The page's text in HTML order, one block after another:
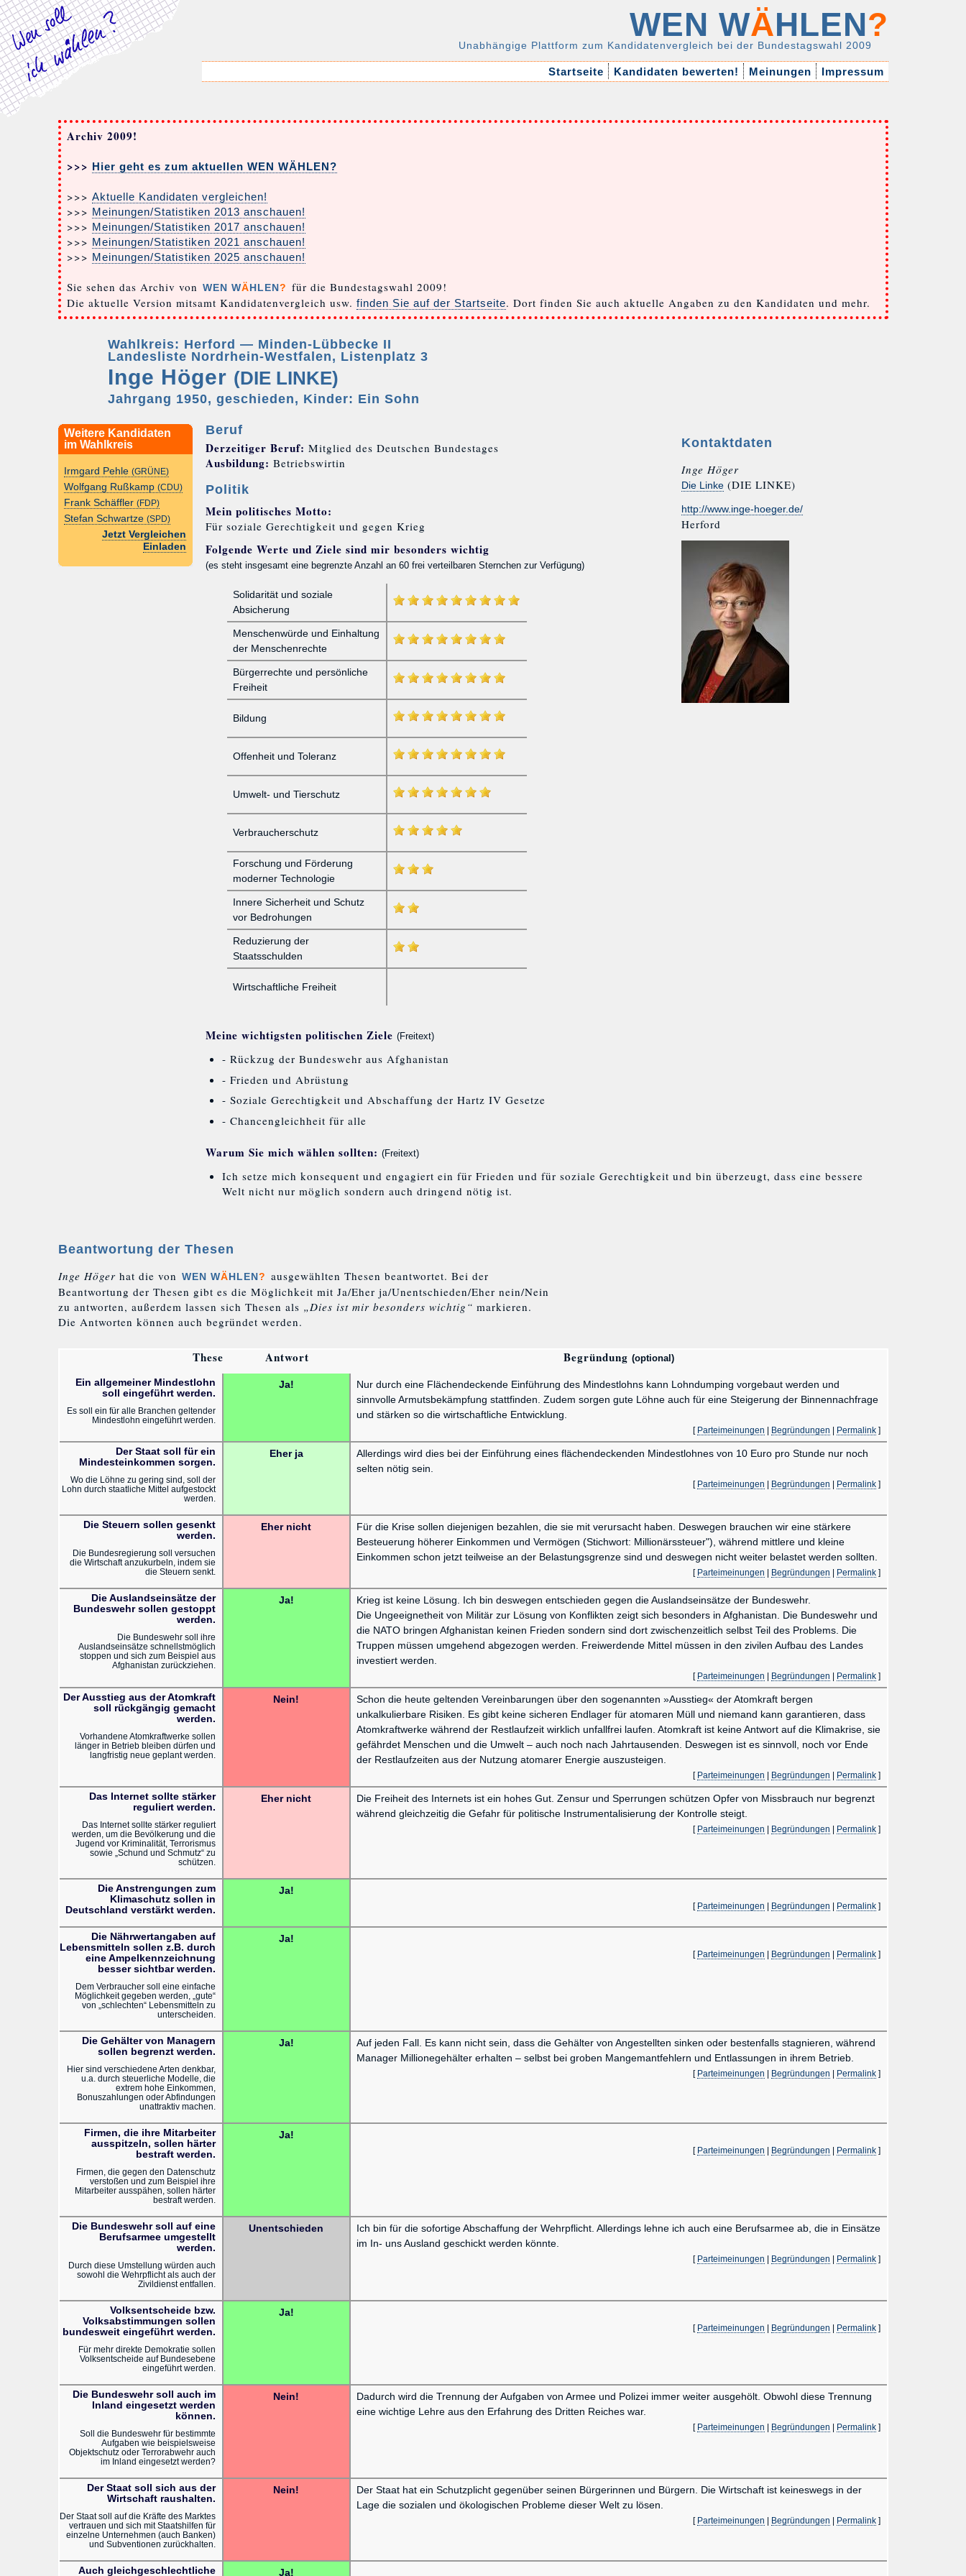
WEN WÄHLEN?
Unabhängige Plattform zum Kandidatenvergleich bei der Bundestagswahl 2009
Startseite Kandidaten bewerten! Meinungen Impressum
Archiv 2009!
>>> Hier geht es zum aktuellen WEN WÄHLEN?
>>> Aktuelle Kandidaten vergleichen!
>>> Meinungen/Statistiken 2013 anschauen!
>>> Meinungen/Statistiken 2017 anschauen!
>>> Meinungen/Statistiken 2021 anschauen!
>>> Meinungen/Statistiken 2025 anschauen!
Sie sehen das Archiv von WEN WÄ HLEN ? für die Bundestagswahl 2009!
Die aktuelle Version mitsamt Kandidatenvergleich usw. finden Sie auf der Startseite. Dort finden Sie auch aktuelle Angaben zu den Kandidaten und mehr.
Wahlkreis: Herford — Minden-Lübbecke II
Landesliste Nordrhein-Westfalen, Listenplatz 3
Inge Höger (DIE LINKE)
Jahrgang 1950, geschieden, Kinder: Ein Sohn
Weitere Kandidaten
im Wahlkreis
Irmgard Pehle (GRÜNE)
Wolfgang Rußkamp (CDU)
Frank Schäffler (FDP)
Stefan Schwartze (SPD)
Jetzt Vergleichen
Einladen
Kontaktdaten
Inge Höger
Die Linke(DIE LINKE)
http://www.inge-hoeger.de/
Herford
Beruf
Derzeitiger Beruf: Mitglied des Deutschen Bundestages
Ausbildung: Betriebswirtin
Politik
Mein politisches Motto:
Für soziale Gerechtigkeit und gegen Krieg
Folgende Werte und Ziele sind mir besonders wichtig
(es steht insgesamt eine begrenzte Anzahl an 60 frei verteilbaren Sternchen zur Verfügung)
Solidarität und soziale
Absicherung
Menschenwürde und Einhaltung
der Menschenrechte
Bürgerrechte und persönliche
Freiheit
Bildung
Offenheit und Toleranz
Umwelt- und Tierschutz
Verbraucherschutz
Forschung und Förderung
moderner Technologie
Innere Sicherheit und Schutz
vor Bedrohungen
Reduzierung der
Staatsschulden
Wirtschaftliche Freiheit
Meine wichtigsten politischen Ziele (Freitext)
- Rückzug der Bundeswehr aus Afghanistan
- Frieden und Abrüstung
- Soziale Gerechtigkeit und Abschaffung der Hartz IV Gesetze
- Chancengleichheit für alle
Warum Sie mich wählen sollten: (Freitext)
Ich setze mich konsequent und engagiert ein für Frieden und für soziale Gerechtigkeit und bin überzeugt, dass eine bessere
Welt nicht nur möglich sondern auch dringend nötig ist.
Beantwortung der Thesen
Inge Högerhat die von WEN WÄHLEN? ausgewählten Thesen beantwortet. Bei der
Beantwortung der Thesen gibt es die Möglichkeit mit Ja/Eher ja/Unentschieden/Eher nein/Nein
zu antworten, außerdem lassen sich Thesen als „Dies ist mir besonders wichtig“ markieren.
Die Antworten können auch begründet werden.
These Antwort Begründung (optional)
Ein allgemeiner Mindestlohn
soll eingeführt werden.
Es soll ein für alle Branchen geltender
Mindestlohn eingeführt werden.
Ja!
Nur durch eine Flächendeckende Einführung des Mindestlohns kann Lohndumping vorgebaut werden und
sinnvolle Armutsbekämpfung stattfinden. Zudem sorgen gute Löhne auch für eine Steigerung der Binnennachfrage
und stärken so die wirtschaftliche Entwicklung.
[ Parteimeinungen Begründungen Permalink ]
Der Staat soll für ein
Mindesteinkommen sorgen.
Wo die Löhne zu gering sind, soll der
Lohn durch staatliche Mittel aufgestockt
werden.
Eher ja
Allerdings wird dies bei der Einführung eines flächendeckenden Mindestlohnes von 10 Euro pro Stunde nur noch
selten nötig sein.
[ Parteimeinungen Begründungen Permalink ]
Die Steuern sollen gesenkt
werden.
Die Bundesregierung soll versuchen
die Wirtschaft anzukurbeln, indem sie
die Steuern senkt.
Eher nicht
Für die Krise sollen diejenigen bezahlen, die sie mit verursacht haben. Deswegen brauchen wir eine stärkere
Besteuerung höherer Einkommen und Vermögen (Stichwort: Millionärssteuer"), während mittlere und kleine
Einkommen schon jetzt teilweise an der Belastungsgrenze sind und deswegen nicht weiter belastet werden sollten.
[ Parteimeinungen Begründungen Permalink ]
Die Auslandseinsätze der
Bundeswehr sollen gestoppt
werden.
Die Bundeswehr soll ihre
Auslandseinsätze schnellstmöglich
stoppen und sich zum Beispiel aus
Afghanistan zurückziehen.
Ja!
Krieg ist keine Lösung. Ich bin deswegen entschieden gegen die Auslandseinsätze der Bundeswehr.
Die Ungeeignetheit von Militär zur Lösung von Konflikten zeigt sich besonders in Afghanistan. Die Bundeswehr und
die NATO bringen Afghanistan keinen Frieden sondern sind dort zwischenzeitlich selbst Teil des Problems. Die
Truppen müssen umgehend abgezogen werden. Freiwerdende Mittel müssen in den zivilen Aufbau des Landes
investiert werden.
[ Parteimeinungen Begründungen Permalink ]
Der Ausstieg aus der Atomkraft
soll rückgängig gemacht
werden.
Vorhandene Atomkraftwerke sollen
länger in Betrieb bleiben dürfen und
langfristig neue geplant werden.
Nein!
Schon die heute geltenden Vereinbarungen über den sogenannten »Ausstieg« der Atomkraft bergen
unkalkulierbare Risiken. Es gibt keine sicheren Endlager für atomaren Müll und niemand kann garantieren, dass
Atomkraftwerke während der Restlaufzeit wirklich unfallfrei laufen. Atomkraft ist keine Antwort auf die Klimakrise, sie
gefährdet Menschen und die Umwelt – auch noch nach Jahrtausenden. Deswegen ist es sinnvoll, noch vor Ende
der Restlaufzeiten aus der Nutzung atomarer Energie auszusteigen.
[ Parteimeinungen Begründungen Permalink ]
Das Internet sollte stärker
reguliert werden.
Das Internet sollte stärker reguliert
werden, um die Bevölkerung und die
Jugend vor Kriminalität, Terrorismus
sowie „Schund und Schmutz“ zu
schützen.
Eher nicht
Die Freiheit des Internets ist ein hohes Gut. Zensur und Sperrungen schützen Opfer von Missbrauch nur begrenzt
während gleichzeitig die Gefahr für politische Instrumentalisierung der Kontrolle steigt.
[ Parteimeinungen Begründungen Permalink ]
Die Anstrengungen zum
Klimaschutz sollen in
Deutschland verstärkt werden.
Ja!
[ Parteimeinungen Begründungen Permalink ]
Die Nährwertangaben auf
Lebensmitteln sollen z.B. durch
eine Ampelkennzeichnung
besser sichtbar werden.
Dem Verbraucher soll eine einfache
Möglichkeit gegeben werden, „gute“
von „schlechten“ Lebensmitteln zu
unterscheiden.
Ja!
[ Parteimeinungen Begründungen Permalink ]
Die Gehälter von Managern
sollen begrenzt werden.
Hier sind verschiedene Arten denkbar,
u.a. durch steuerliche Modelle, die
extrem hohe Einkommen,
Bonuszahlungen oder Abfindungen
unattraktiv machen.
Ja!
Auf jeden Fall. Es kann nicht sein, dass die Gehälter von Angestellten sinken oder bestenfalls stagnieren, während
Manager Millionegehälter erhalten – selbst bei groben Mangemantfehlern und Entlassungen in ihrem Betrieb.
[ Parteimeinungen Begründungen Permalink ]
Firmen, die ihre Mitarbeiter
ausspitzeln, sollen härter
bestraft werden.
Firmen, die gegen den Datenschutz
verstoßen und zum Beispiel ihre
Mitarbeiter ausspähen, sollen härter
bestraft werden.
Ja!
[ Parteimeinungen Begründungen Permalink ]
Die Bundeswehr soll auf eine
Berufsarmee umgestellt
werden.
Durch diese Umstellung würden auch
sowohl die Wehrpflicht als auch der
Zivildienst entfallen.
Unentschieden
Ich bin für die sofortige Abschaffung der Wehrpflicht. Allerdings lehne ich auch eine Berufsarmee ab, die in Einsätze
im In- uns Ausland geschickt werden könnte.
[ Parteimeinungen Begründungen Permalink ]
Volksentscheide bzw.
Volksabstimmungen sollen
bundesweit eingeführt werden.
Für mehr direkte Demokratie sollen
Volksentscheide auf Bundesebene
eingeführt werden.
Ja!
[ Parteimeinungen Begründungen Permalink ]
Die Bundeswehr soll auch im
Inland eingesetzt werden
können.
Soll die Bundeswehr für bestimmte
Aufgaben wie beispielsweise
Objektschutz oder Terrorabwehr auch
im Inland eingesetzt werden?
Nein!
Dadurch wird die Trennung der Aufgaben von Armee und Polizei immer weiter ausgehölt. Obwohl diese Trennung
eine wichtige Lehre aus den Erfahrung des Dritten Reiches war.
[ Parteimeinungen Begründungen Permalink ]
Der Staat soll sich aus der
Wirtschaft raushalten.
Der Staat soll auf die Kräfte des Marktes
vertrauen und sich mit Staatshilfen für
einzelne Unternehmen (auch Banken)
und Subventionen zurückhalten.
Nein!
Der Staat hat ein Schutzplicht gegenüber seinen Bürgerinnen und Bürgern. Die Wirtschaft ist keineswegs in der
Lage die sozialen und ökologischen Probleme dieser Welt zu lösen.
[ Parteimeinungen Begründungen Permalink ]
Auch gleichgeschlechtliche Ja!